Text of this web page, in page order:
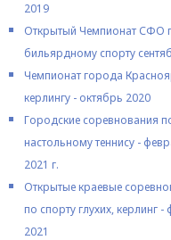
2019
Открытый Чемпионат СФО
бильярдному спорту
Чемпионат города
керлингу - октябрь 2020
Городские соревнования
настольному теннису -
2021 г.
Открытые краевые
по спорту глухих, керлинг -
2021